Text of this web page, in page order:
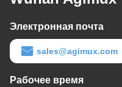
Электронная почта
sales@agimux.com
Рабочее время